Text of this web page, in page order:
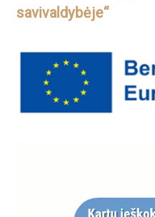
savivaldybėje“